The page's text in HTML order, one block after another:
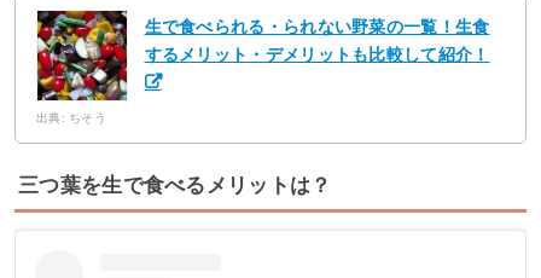
生で食べられる・られない野菜の一覧！生食
するメリット・デメリットも比較して紹介！
出典: ちそう
三つ葉を生で食べるメリットは？